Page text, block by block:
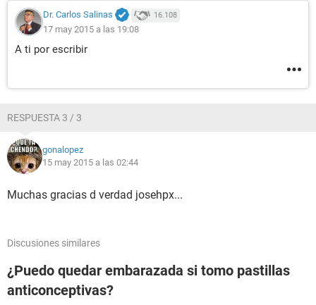
Dr. Carlos Salinas 16.108
17 may 2015 a las 19:08
A ti por escribir
RESPUESTA 3 / 3
gonalopez
15 may 2015 a las 02:44
Muchas gracias d verdad josehpx...
Discusiones similares
¿Puedo quedar embarazada si tomo pastillas
anticonceptivas?